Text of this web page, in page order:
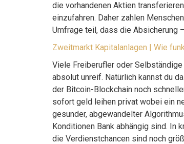
die vorhandenen Aktien
einzufahren. Daher zahlen
Umfrage teil, dass die Absicherung
Zweitmarkt Kapitalanlagen | Wie
Viele Freiberufler oder
absolut unreif. Natürlich kannst du
der Bitcoin-Blockchain noch
sofort geld leihen privat wobei ein
gesunder, abgewandelter
Konditionen Bank abhängig sind. In
die Verdienstchancen sind noch